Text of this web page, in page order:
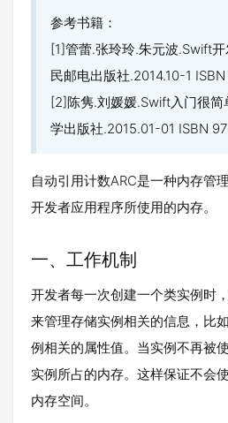
参考书籍：
[1]管蕾.张玲玲.朱元波.Swift
民邮电出版社.2014.10-1
[2]陈隽.刘媛媛.Swift入门很
学出版社.2015.01-01 ISBN
自动引用计数ARC是一种内存管
开发者应用程序所使用的内存。
一、工作机制
开发者每一次创建一个类实例时
来管理存储实例相关的信息，比
例相关的属性值。当实例不再被
实例所占的内存。这样保证不会
内存空间。